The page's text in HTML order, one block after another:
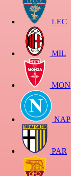
LEC
MIL
MON
NAP
PAR